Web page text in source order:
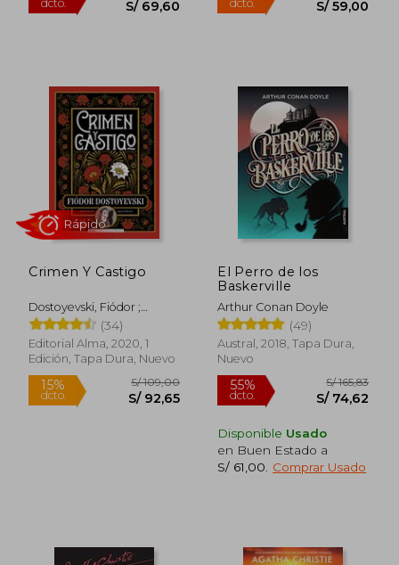
55%
dcto.
S/ 154,68
S/ 69,60
26%
dcto.
Crimen Y Castigo
Dostoyevski, Fiódor ;
Blanch, Ignasi(34)
Editorial Alma, 2020, 1
Edición, Tapa Dura, Nuevo
Rápido
El Perro de los
Baskerville
Arthur Conan Doyle
(49)
Austral, 2018, Tapa Dura,
Nuevo
Disponible Usado
en Buen Estado a
S/ 61,00
Comprar Usado